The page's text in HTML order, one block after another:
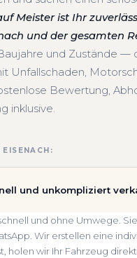
Meister ist Ihr
und der gesamten
und Zustände —
Unfallschaden,
Bewertung,
inklusive.
und unkompliziert
und ohne Umwege.
Wir erstellen eine
holen wir Ihr Fahrzeug